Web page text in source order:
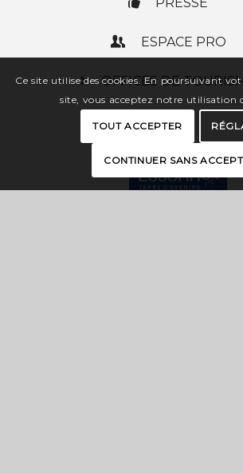
ESPACE PRO
OFFICES DE
Ce site utilise des cookies. En poursuivant
site, vous acceptez notre utilisation
TOUT ACCEPTER
CONTINUER SANS